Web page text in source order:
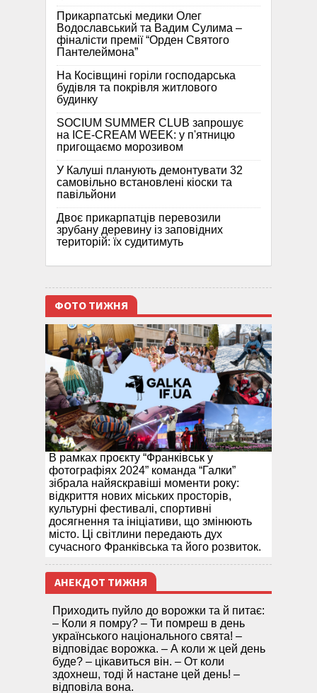
Прикарпатські медики Олег
Водославський та Вадим Сулима –
фіналісти премії “Орден Святого
Пантелеймона”
На Косівщині горіли господарська
будівля та покрівля житлового
будинку
SOCIUM SUMMER CLUB запрошує
на ICE-CREAM WEEK: у п'ятницю
пригощаємо морозивом
У Калуші планують демонтувати 32
самовільно встановлені кіоски та
павільйони
Двоє прикарпатців перевозили
зрубану деревину із заповідних
територій: їх судитимуть
ФОТО ТИЖНЯ
В рамках проєкту “Франківськ у
фотографіях 2024” команда “Галки”
зібрала найяскравіші моменти року:
відкриття нових міських просторів,
культурні фестивалі, спортивні
досягнення та ініціативи, що змінюють
місто. Ці світлини передають дух
сучасного Франківська та його розвиток.
АНЕКДОТ ТИЖНЯ
Приходить пуйло до ворожки та й питає:
– Коли я помру? – Ти помреш в день
українського національного свята! –
відповідає ворожка. – А коли ж цей день
буде? – цікавиться він. – От коли
здохнеш, тоді й настане цей день! –
відповіла вона.